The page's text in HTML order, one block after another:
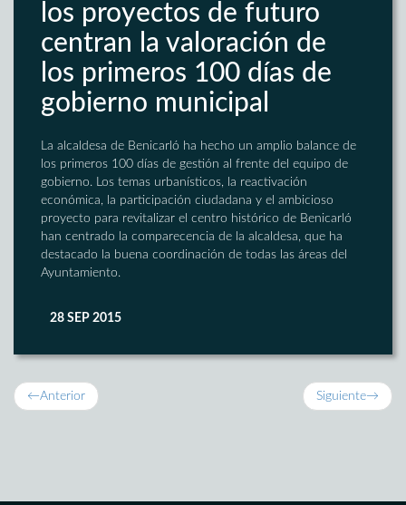
los proyectos de futuro
centran la valoración de
los primeros 100 días de
gobierno municipal
La alcaldesa de Benicarló ha hecho un amplio balance de
los primeros 100 días de gestión al frente del equipo de
gobierno. Los temas urbanísticos, la reactivación
económica, la participación ciudadana y el ambicioso
proyecto para revitalizar el centro histórico de Benicarló
han centrado la comparecencia de la alcaldesa, que ha
destacado la buena coordinación de todas las áreas del
Ayuntamiento.
28 SEP 2015
←Anterior Siguiente→